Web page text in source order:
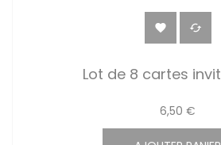
 
Lot de 8 cartes
6,50 €